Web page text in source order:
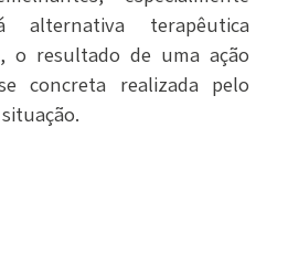
terapêutica
o resultado de uma ação
concreta realizada pelo